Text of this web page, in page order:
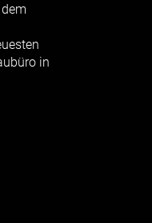
in